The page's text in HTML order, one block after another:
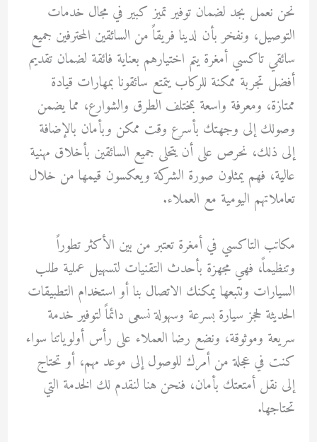
نحن نعمل بجد لضمان توفير تميز كبير في مجال خدمات
التوصيل، ونفخر بأن لدينا فريقاً من السائقين المحترفين جميع
سائقي تاكسي أمغرة يتم اختيارهم بعناية فائقة لضمان تقديم
أفضل تجربة ممكنة للركاب يتمتع سائقونا بمهارات قيادة
ممتازة، ومعرفة واسعة بمختلف الطرق والشوارع، مما يضمن
وصولك إلى وجهتك بأسرع وقت ممكن وبأمان بالإضافة
إلى ذلك، نحرص على أن يتحلى جميع السائقين بأخلاق مهنية
عالية، فهم يمثلون صورة الشركة ويعكسون قيمها من خلال
تعاملاتهم اليومية مع العملاء.
مكاتب التاكسي في أمغرة تعتبر من بين الأكثر تطوراً
وتنظيماً، فهي مجهزة بأحدث التقنيات لتسهيل عملية طلب
السيارات وتتبعها يمكنك الاتصال بنا أو استخدام التطبيقات
الحديثة لحجز سيارة بسرعة وسهولة نسعى دائماً لتوفير خدمة
سريعة وموثوقة، ونضع رضا العملاء على رأس أولوياتنا سواء
كنت في عجلة من أمرك للوصول إلى موعد مهم، أو تحتاج
إلى نقل أمتعتك بأمان، فنحن هنا لنقدم لك الخدمة التي
تحتاجها.